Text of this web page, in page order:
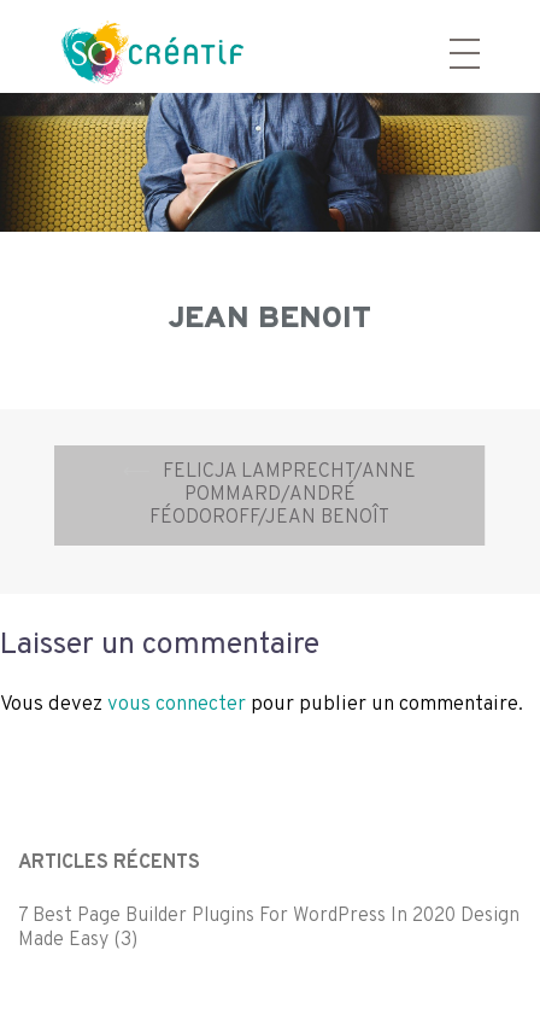
contenu
JEAN BENOIT
Navigation
d’article
FELICJA LAMPRECHT/ANNE
POMMARD/ANDRÉ
FÉODOROFF/JEAN BENOÎT
Laisser un commentaire
Vous devez vous connecter pour publier un commentaire.
ARTICLES RÉCENTS
7 Best Page Builder Plugins For WordPress In 2020 Design
Made Easy (3)